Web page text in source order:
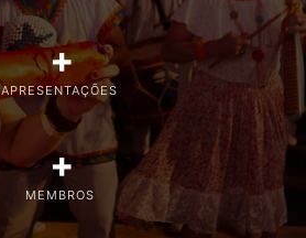
APRESENTAÇÕES
+
MEMBROS
+